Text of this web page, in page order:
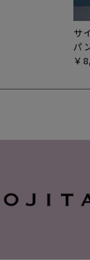
サ
パ
￥